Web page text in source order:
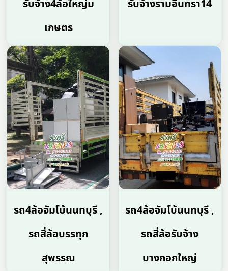
รับจ้าง4ล้อใหญ่ม
เกษตร
รับจ้างรามอินทรา14
รถ4ล้อจัมโบ้นนทบุรี ,
รถสี่ล้อบรรทุก
สุพรรณ
รถ4ล้อจัมโบ้นนทบุรี ,
รถสี่ล้อรับจ้าง
บางกอกใหญ่